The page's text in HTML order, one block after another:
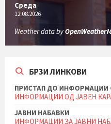
Среда
12.08.2026
Weather data by
БРЗИ ЛИНКОВИ
ПРИСТАП ДО ИНФОРМАЦИИ
ИНФОРМАЦИИ ОД ЈАВЕН
ЈАВНИ НАБАВКИ
ИНФОРМАЦИИ ЗА ЈАВНИ